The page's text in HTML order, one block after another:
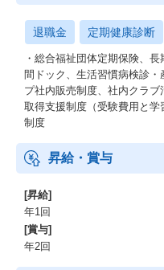
退職金 定期健康診断
・総合福祉団体定期保険、
間ドック、生活習慣病検診
プ社内販売制度、社内クラ
取得支援制度（受験費用と
制度
昇給・賞与
[昇給]
年1回
[賞与]
年2回